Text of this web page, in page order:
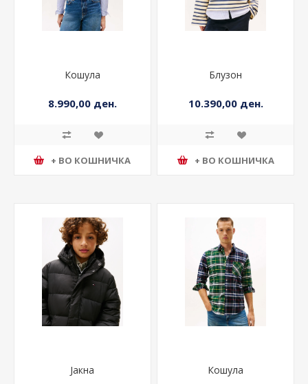
Кошула
8.990,00 ден.
+ ВО КОШНИЧКА
Блузон
10.390,00 ден.
+ ВО КОШНИЧКА
Јакна Кошула